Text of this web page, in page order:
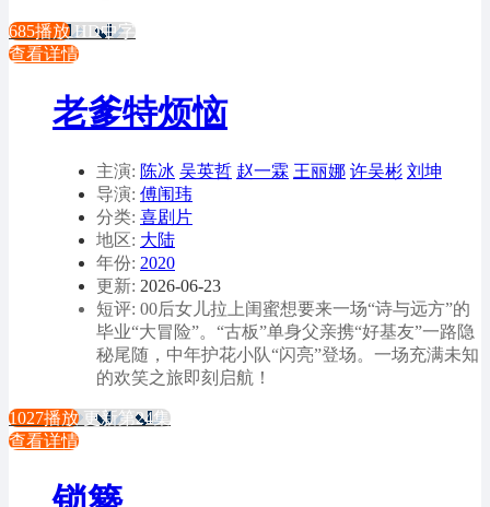
685播放 HD中字
查看详情
老爹特烦恼
主演: 陈冰 吴英哲 赵一霖 王丽娜 许吴彬 刘坤
导演: 傅闱玮
分类: 喜剧片
地区: 大陆
年份: 2020
更新: 2026-06-23
短评: 00后女儿拉上闺蜜想要来一场“诗与远方”的
毕业“大冒险”。“古板”单身父亲携“好基友”一路隐
秘尾随，中年护花小队“闪亮”登场。一场充满未知
的欢笑之旅即刻启航！
1027播放 更新第24集
查看详情